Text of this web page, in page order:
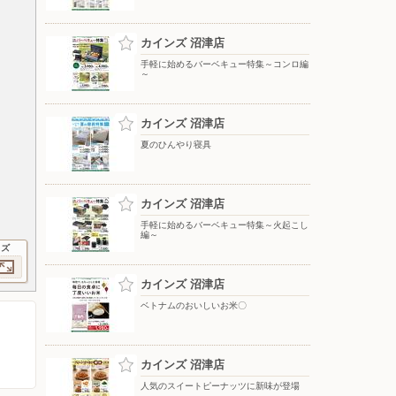
カインズ 沼津店
手軽に始めるバーベキュー特集～コンロ編
～
カインズ 沼津店
夏のひんやり寝具
カインズ 沼津店
手軽に始めるバーベキュー特集～火起こし
編～
カインズ 沼津店
ベトナムのおいしいお米〇
カインズ 沼津店
人気のスイートピーナッツに新味が登場